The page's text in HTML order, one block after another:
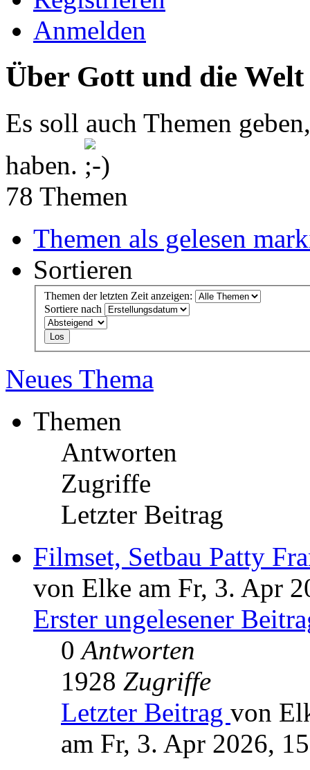
Anmelden
Über Gott und die Welt
Es soll auch Themen
haben.
78 Themen
Themen als gelesen
Sortieren
Themen der letzten Zeit anzeigen:
Sortiere nach
Neues Thema
Themen
Antworten
Zugriffe
Letzter Beitrag
Filmset, Setbau Patty
von Elke am Fr, 3. Apr
Erster ungelesener
0Antworten
1928 Zugriffe
Letzter Beitrag von
am Fr, 3. Apr 2026,